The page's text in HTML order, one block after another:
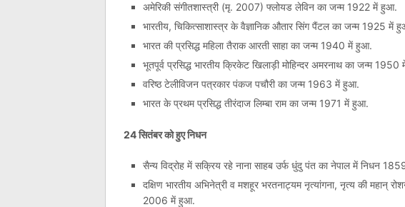
अमेरिकी संगीतशास्त्री (मृ. 2007) फ्लोयड लेविन का जन्म 1922 में हुआ.
भारतीय, चिकित्साशास्त्र के वैज्ञानिक औतार सिंग पैंटल का जन्म 1925 में
भारत की प्रसिद्ध महिला तैराक आरती साहा का जन्म 1940 में हुआ.
भूतपूर्व प्रसिद्ध भारतीय क्रिकेट खिलाड़ी मोहिन्दर अमरनाथ का जन्म
वरिष्‍ठ टेलीविजन पत्रकार पंकज पचौरी का जन्म 1963 में हुआ.
भारत के प्रथम प्रसिद्ध तीरंदाज लिम्बा राम का जन्म 1971 में हुआ.
24 सितंबर को हुए निधन
सैन्य विद्रोह में सक्रिय रहे नाना साहब उर्फ धुंदु पंत का नेपाल में निधन
दक्षिण भारतीय अभिनेत्री व मशहूर भरतनाट्यम नृत्यांगना, नृत्य की महान्
2006 में हुआ.